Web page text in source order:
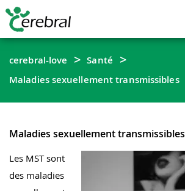
cerebral-love
Santé
Maladies sexuellement transmissibles
Maladies sexuellement transmissibles
Les MST sont
des maladies